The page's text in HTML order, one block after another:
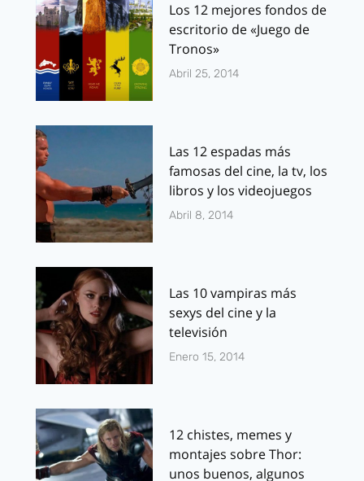
Los 12 mejores fondos de
escritorio de «Juego de
Tronos»
Abril 25, 2014
Las 12 espadas más
famosas del cine, la tv, los
libros y los videojuegos
Abril 8, 2014
Las 10 vampiras más
sexys del cine y la
televisión
Enero 15, 2014
12 chistes, memes y
montajes sobre Thor:
unos buenos, algunos